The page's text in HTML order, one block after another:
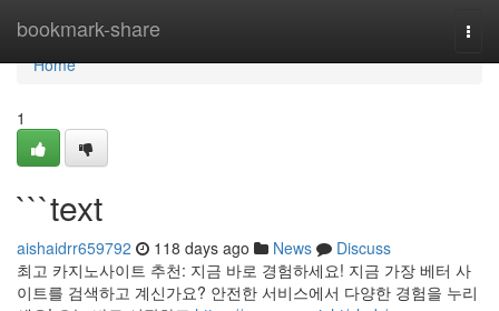
bookmark-share
Home
Home
1
```text
aishaidrr659792 118 days ago News
Discuss
최고 카지노사이트 추천: 지금 바로 경험하세요! 지금 가장 베터 사
이트를 검색하고 계신가요? 안전한 서비스에서 다양한 경험을 누리